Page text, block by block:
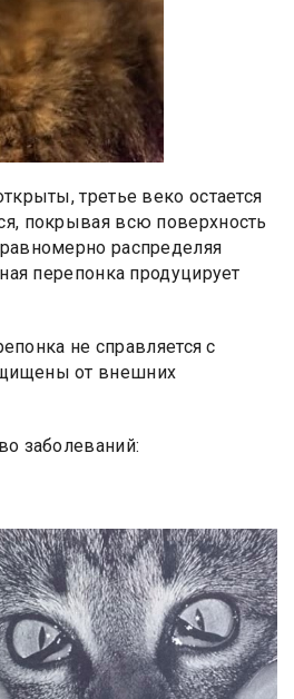
третье веко остается
покрывая всю поверхность
распределяя
перепонка продуцирует
не справляется с
от внешних
заболеваний: